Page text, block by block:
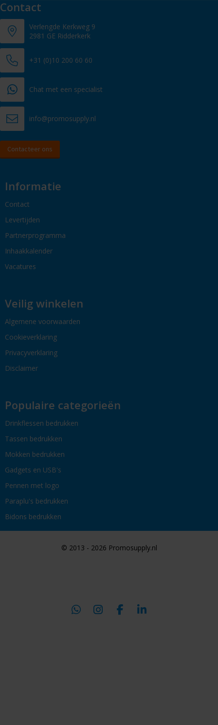
Contact
Verlengde Kerkweg 9
2981 GE Ridderkerk
+31 (0)10 200 60 60
Chat met een specialist
info@promosupply.nl
Contacteer ons
Informatie
Contact
Levertijden
Partnerprogramma
Inhaakkalender
Vacatures
Veilig winkelen
Algemene voorwaarden
Cookieverklaring
Privacyverklaring
Disclaimer
Populaire categorieën
Drinkflessen bedrukken
Tassen bedrukken
Mokken bedrukken
Gadgets en USB's
Pennen met logo
Paraplu's bedrukken
Bidons bedrukken
© 2013 - 2026 Promosupply.nl